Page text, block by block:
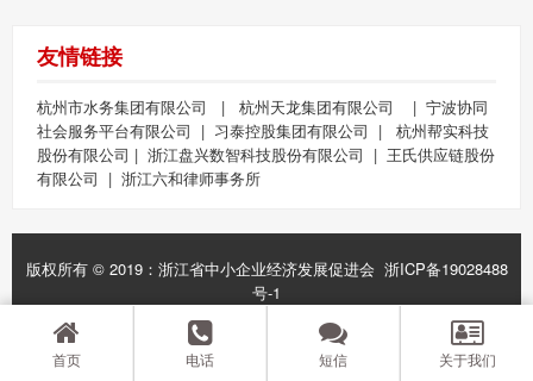
友情链接
杭州市水务集团有限公司 | 杭州天龙集团有限公司 | 宁波协同
社会服务平台有限公司 | 习泰控股集团有限公司 | 杭州帮实科技
股份有限公司 | 浙江盘兴数智科技股份有限公司 | 王氏供应链股份
有限公司 | 浙江六和律师事务所
版权所有 © 2019：浙江省中小企业经济发展促进会 浙ICP备19028488
号-1
首页 电话 短信 关于我们